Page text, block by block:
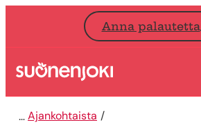
Siirry sisältöön
Anna palautetta
Etusivu
Ajankohtaista